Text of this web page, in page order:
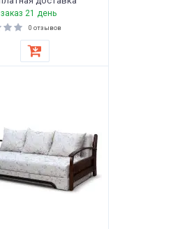
21 день
0 отзывов